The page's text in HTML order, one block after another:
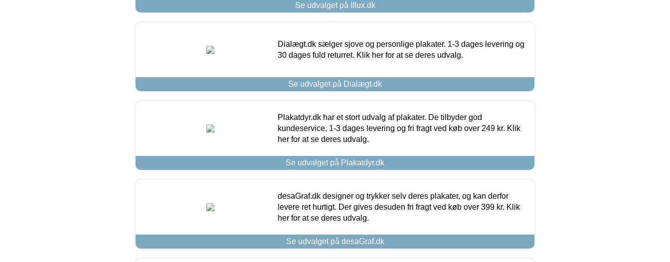
Se udvalget på Illux.dk
Dialægt.dk sælger sjove og personlige plakater. 1-3 dages levering og
30 dages fuld returret. Klik her for at se deres udvalg.
Se udvalget på Dialægt.dk
Plakatdyr.dk har et stort udvalg af plakater. De tilbyder god
kundeservice, 1-3 dages levering og fri fragt ved køb over 249 kr. Klik
her for at se deres udvalg.
Se udvalget på Plakatdyr.dk
desaGraf.dk designer og trykker selv deres plakater, og kan derfor
levere ret hurtigt. Der gives desuden fri fragt ved køb over 399 kr. Klik
her for at se deres udvalg.
Se udvalget på desaGraf.dk